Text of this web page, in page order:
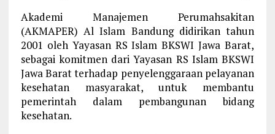
Akademi Manajemen Perumahsakitan
(AKMAPER) Al Islam Bandung didirikan tahun
2001 oleh Yayasan RS Islam BKSWI Jawa Barat,
sebagai komitmen dari Yayasan RS Islam BKSWI
Jawa Barat terhadap penyelenggaraan pelayanan
kesehatan masyarakat, untuk membantu
pemerintah dalam pembangunan bidang
kesehatan.